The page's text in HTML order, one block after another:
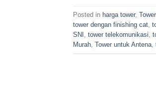
Posted in harga tower,
tower dengan finishing cat
SNI tower telekomunikasi
Murah Tower untuk Antena